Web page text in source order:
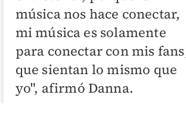
música nos hace conectar,
mi música es solamente
para conectar con mis
que sientan lo mismo que
yo", afirmó Danna.